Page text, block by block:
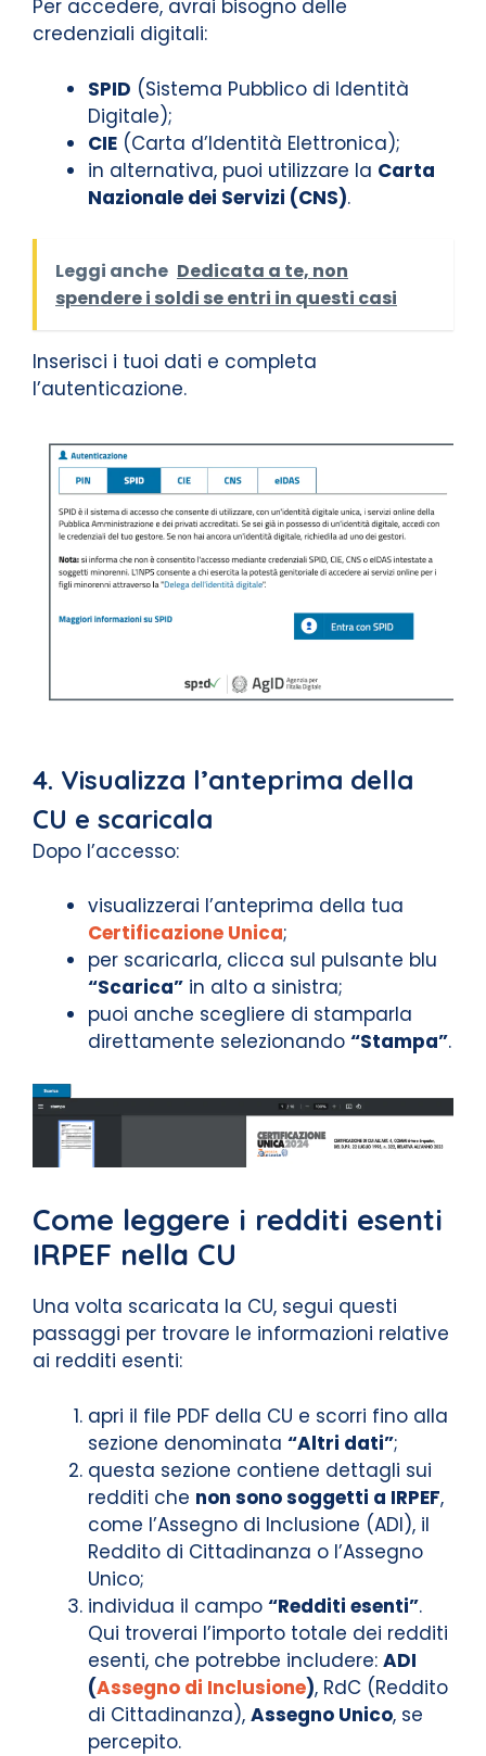
Per accedere, avrai bisogno delle
credenziali digitali:
SPID (Sistema Pubblico di Identità
Digitale);
CIE (Carta d’Identità Elettronica);
in alternativa, puoi utilizzare la Carta
Nazionale dei Servizi (CNS).
Leggi anche Dedicata a te, non
spendere i soldi se entri in questi casi
Inserisci i tuoi dati e completa
l’autenticazione.
4. Visualizza l’anteprima della
CU e scaricala
Dopo l’accesso:
visualizzerai l’anteprima della tua
Certificazione Unica;
per scaricarla, clicca sul pulsante blu
“Scarica” in alto a sinistra;
puoi anche scegliere di stamparla
direttamente selezionando “Stampa”.
Come leggere i redditi esenti
IRPEF nella CU
Una volta scaricata la CU, segui questi
passaggi per trovare le informazioni relative
ai redditi esenti:
apri il file PDF della CU e scorri fino alla
sezione denominata “Altri dati”;
questa sezione contiene dettagli sui
redditi che non sono soggetti a IRPEF,
come l’Assegno di Inclusione (ADI), il
Reddito di Cittadinanza o l’Assegno
Unico;
individua il campo “Redditi esenti”.
Qui troverai l’importo totale dei redditi
esenti, che potrebbe includere: ADI
(Assegno di Inclusione), RdC (Reddito
di Cittadinanza), Assegno Unico, se
percepito.